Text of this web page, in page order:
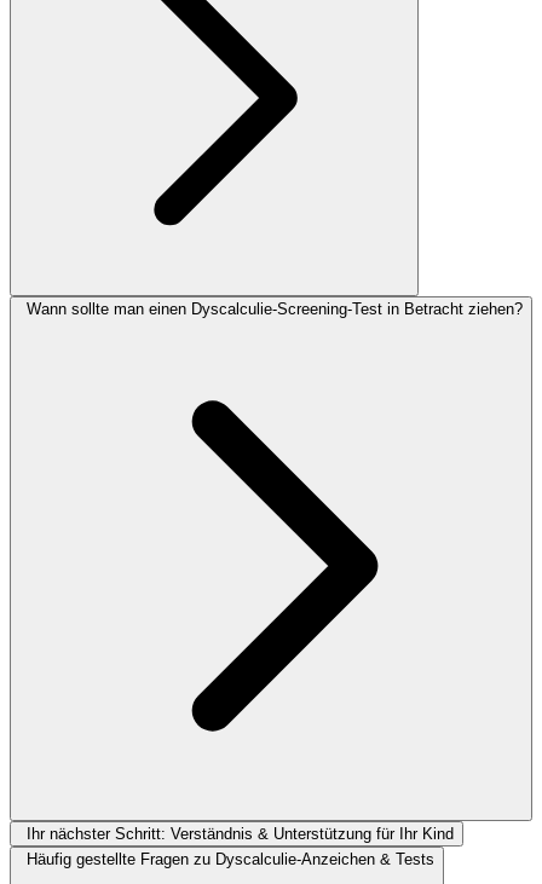
Wann sollte man einen Dyscalculie-Screening-Test in Betracht ziehen?
Ihr nächster Schritt: Verständnis & Unterstützung für Ihr Kind
Häufig gestellte Fragen zu Dyscalculie-Anzeichen & Tests